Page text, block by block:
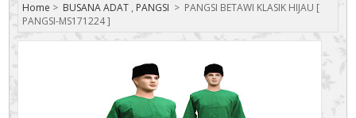
Home > BUSANA ADAT , PANGSI > PANGSI BETAWI KLASIK HIJAU [
PANGSI-MS171224 ]